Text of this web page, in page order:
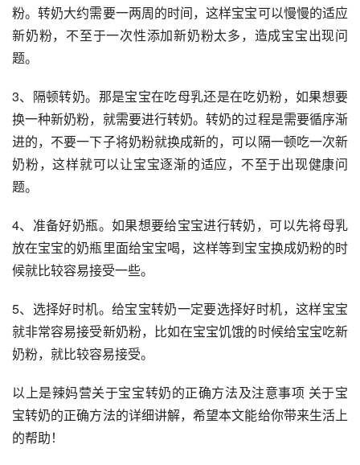
粉。转奶大约需要一两周的时间，这样宝宝可以慢慢的适应
新奶粉，不至于一次性添加新奶粉太多，造成宝宝出现问
题。
3、隔顿转奶。那是宝宝在吃母乳还是在吃奶粉，如果想要
换一种新奶粉，就需要进行转奶。转奶的过程是需要循序渐
进的，不要一下子将奶粉就换成新的，可以隔一顿吃一次新
奶粉，这样就可以让宝宝逐渐的适应，不至于出现健康问
题。
4、准备好奶瓶。如果想要给宝宝进行转奶，可以先将母乳
放在宝宝的奶瓶里面给宝宝喝，这样等到宝宝换成奶粉的时
候就比较容易接受一些。
5、选择好时机。给宝宝转奶一定要选择好时机，这样宝宝
就非常容易接受新奶粉，比如在宝宝饥饿的时候给宝宝吃新
奶粉，就比较容易接受。
以上是辣妈营关于宝宝转奶的正确方法及注意事项 关于宝
宝转奶的正确方法的详细讲解，希望本文能给你带来生活上
的帮助！